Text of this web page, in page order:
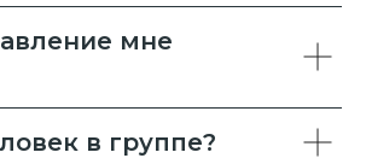
мне
в группе?